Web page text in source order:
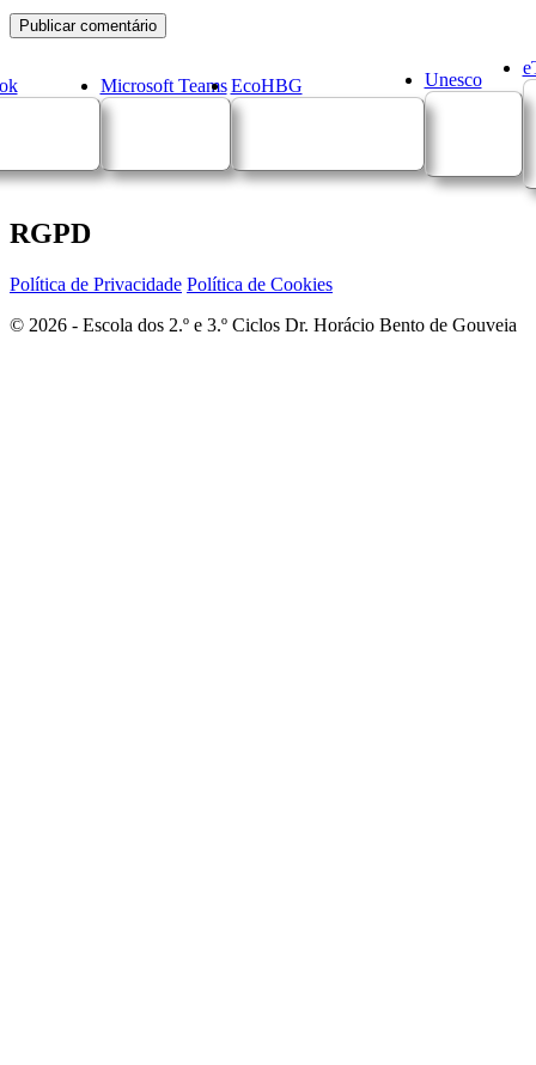
Microsoft Teams EcoHBG Unesco
RGPD
Política de Privacidade Política de Cookies
© 2026 - Escola dos 2.º e 3.º Ciclos Dr. Horácio Bento de Gouveia